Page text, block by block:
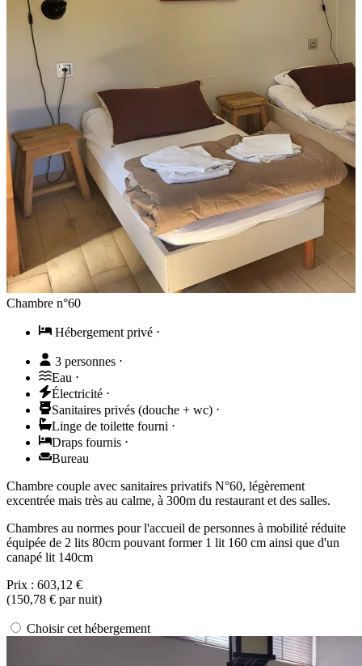
Chambre n°60
Hébergement privé ⋅
3 personnes ⋅
Eau ⋅
Électricité ⋅
Sanitaires privés (douche + wc) ⋅
Linge de toilette fourni ⋅
Draps fournis ⋅
Bureau
Chambre couple avec sanitaires privatifs N°60, légèrement
excentrée mais très au calme, à 300m du restaurant et des salles.
Chambres au normes pour l'accueil de personnes à mobilité réduite
équipée de 2 lits 80cm pouvant former 1 lit 160 cm ainsi que d'un
canapé lit 140cm
Prix : 603,12 €
(150,78 € par nuit)
Choisir cet hébergement